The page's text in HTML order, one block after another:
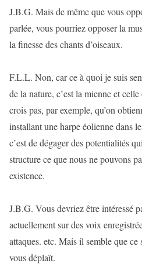
J.B.G. Mais de même que vous
parlée, vous pourriez opposer la
la finesse des chants d’oiseaux.
F.L.L. Non, car ce à quoi je suis
de la nature, c’est la mienne et
crois pas, par exemple, qu’on
installant une harpe éolienne dans
c’est de dégager des potentialités
structure ce que nous ne pouvons
existence.
J.B.G. Vous devriez être intéressé
actuellement sur des voix
attaques. etc. Mais il semble que
vous déplaît.